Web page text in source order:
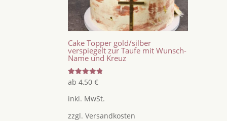
Cake Topper gold/silber
verspiegelt zur Taufe mit Wunsch-
Name und Kreuz
Bewertet
mit
von 5
ab4,50€
inkl. MwSt.
zzgl.Versandkosten